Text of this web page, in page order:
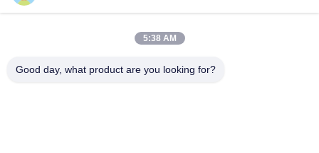
ZX200-3 ZX230 ZX250
এর জন্য হাইড্রোলিক প্রধান পাম্প
5:38 AM
Good day, what product are you looking for?